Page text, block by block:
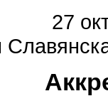
27